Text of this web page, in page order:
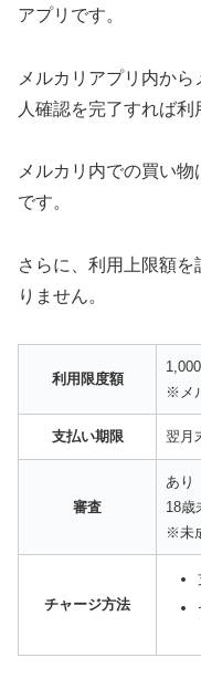
アプリです。
メルカリアプリ内か
人確認を完了すれば利
メルカリ内での買い
です。
さらに、利用上限額
りません。
利用限度額
※メ
支払い期限 翌月
審査
あり
18歳
※未
チャージ方法